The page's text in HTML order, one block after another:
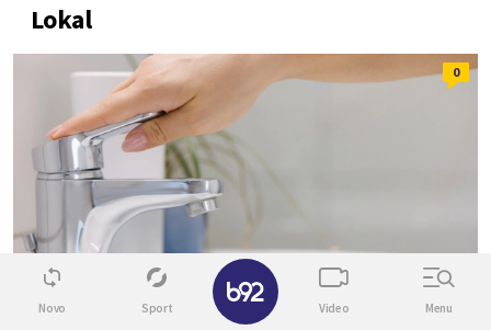
Lokal
0
Novo Sport Video Menu
✕